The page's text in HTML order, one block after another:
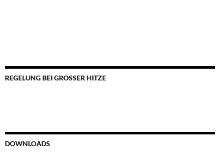
REGELUNG BEI GROSSER HITZE
DOWNLOADS